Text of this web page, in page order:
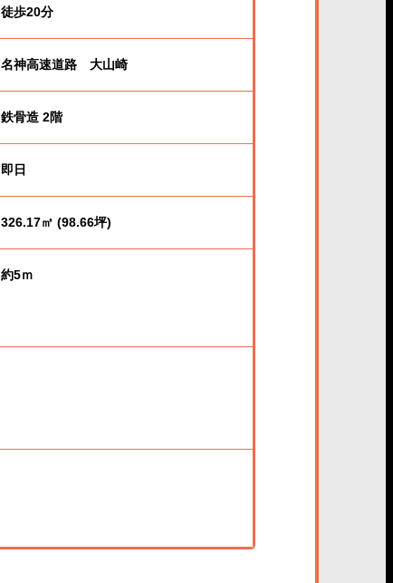
徒歩20分
名神高速道路 大山崎
鉄骨造 2階
即日
326.17㎡ (98.66坪)
約5ｍ